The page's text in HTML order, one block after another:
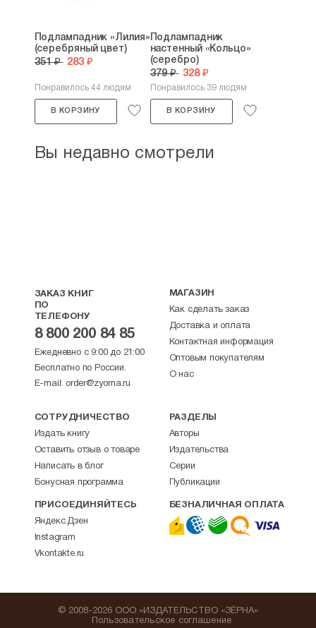
Подлампадник «Лилия»
(серебряный цвет)
351 ₽ 283 ₽
Понравилось 44 людям
В КОРЗИНУ
Подлампадник
настенный «Кольцо»
(серебро)
379 ₽ 328 ₽
Понравилось 39 людям
В КОРЗИНУ
Вы недавно смотрели
ЗАКАЗ КНИГ
ПО
ТЕЛЕФОНУ
8 800 200 84 85
Ежедневно с 9:00 до 21:00
Бесплатно по России.
E-mail: order@zyorna.ru
МАГАЗИН
Как сделать заказ
Доставка и оплата
Контактная информация
Оптовым покупателям
О нас
СОТРУДНИЧЕСТВО
Издать книгу
Оставить отзыв о товаре
Написать в блог
Бонусная программа
РАЗДЕЛЫ
Авторы
Издательства
Серии
Публикации
ПРИСОЕДИНЯЙТЕСЬ
Яндекс.Дзен
Instagram
Vkontakte.ru
БЕЗНАЛИЧНАЯ ОПЛАТА
© 2008-2026 ООО «ИЗДАТЕЛЬСТВО «ЗЁРНА»
Пользовательское соглашение